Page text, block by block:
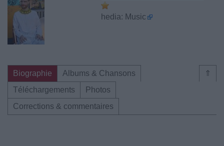
hedia: Music
⇑
Biographie
Albums & Chansons
Téléchargements
Photos
Corrections & commentaires